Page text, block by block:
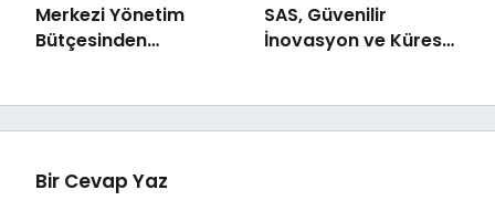
Merkezi Yönetim
Bütçesinden
SAS, Güvenilir
İnovasyon ve Küresel
Bir Cevap Yaz